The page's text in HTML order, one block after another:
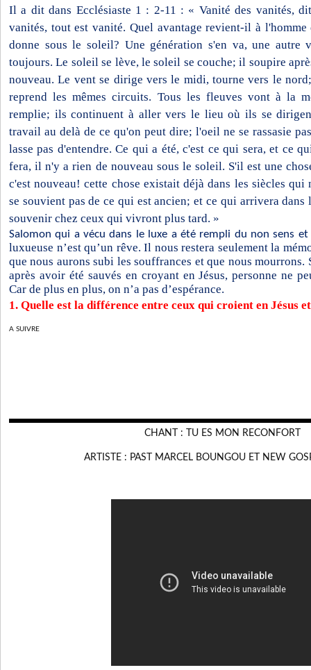
Il a dit dans Ecclésiaste 1 : 2-11 : « Vanité des vanités,
vanités, tout est vanité. Quel avantage revient-il à
donne sous le soleil? Une génération s'en va, une autre
toujours. Le soleil se lève, le soleil se couche; il soupire
nouveau. Le vent se dirige vers le midi, tourne vers le
reprend les mêmes circuits. Tous les fleuves vont à la
remplie; ils continuent à aller vers le lieu où ils se
travail au delà de ce qu'on peut dire; l'oeil ne se rassasie
lasse pas d'entendre. Ce qui a été, c'est ce qui sera, et ce
fera, il n'y a rien de nouveau sous le soleil. S'il est une
c'est nouveau! cette chose existait déjà dans les siècles qui
se souvient pas de ce qui est ancien; et ce qui arrivera dans
souvenir chez ceux qui vivront plus tard. »
Salomon qui a vécu dans le luxe a été rempli du non sens
luxueuse n’est qu’un rêve. Il nous restera seulement la
que nous aurons subi les souffrances et que nous mourrons.
après avoir été sauvés en croyant en Jésus, personne ne
Car de plus en plus, on n’a pas d’espérance.
1. Quelle est la différence entre ceux qui croient en Jésus
A SUIVRE
CHANT : TU ES MON RECONFORT
ARTISTE : PAST MARCEL BOUNGOU ET NEW